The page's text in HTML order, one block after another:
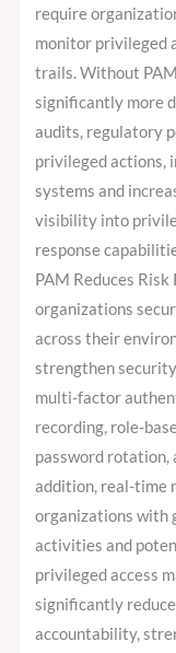
require
monitor privileged
trails. Without
significantly more
audits, regulatory
privileged actions,
systems and
visibility into
response
PAM Reduces
organizations
across their
strengthen
multi-factor
recording, role-
password rotation,
addition, real-time
organizations with
activities and
privileged access
significantly
accountability,